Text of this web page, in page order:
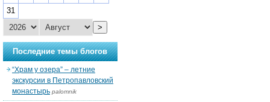
31
>
Последние темы блогов
“Храм у озера” – летние
экскурсии в Петропавловский
монастырь palomnik